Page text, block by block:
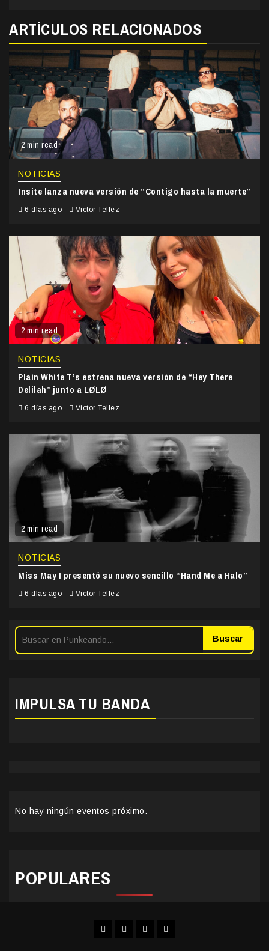
ARTÍCULOS RELACIONADOS
2 min read
NOTICIAS
Insite lanza nueva versión de “Contigo hasta la muerte”
6 días ago Victor Tellez
2 min read
NOTICIAS
Plain White T’s estrena nueva versión de “Hey There
Delilah” junto a LØLØ
6 días ago Victor Tellez
2 min read
NOTICIAS
Miss May I presentó su nuevo sencillo “Hand Me a Halo”
6 días ago Victor Tellez
Buscar
IMPULSA TU BANDA
No hay ningún eventos próximo.
POPULARES
FacebookInstagram
YouTubeTwitter